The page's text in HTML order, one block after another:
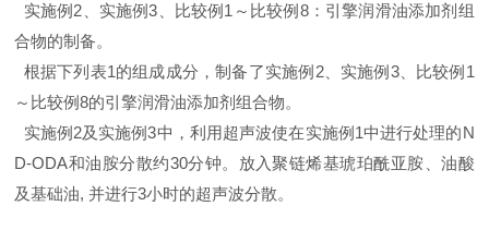
实施例2、实施例3、比较例1～比较例8：引擎润滑油添加剂组
合物的制备。
根据下列表1的组成成分，制备了实施例2、实施例3、比较例1
～比较例8的引擎润滑油添加剂组合物。
实施例2及实施例3中，利用超声波使在实施例1中进行处理的N
D-ODA和油胺分散约30分钟。放入聚链烯基琥珀酰亚胺、油酸
及基础油, 并进行3小时的超声波分散。